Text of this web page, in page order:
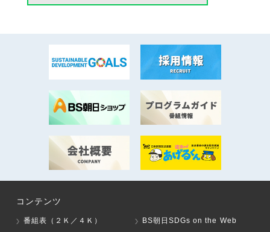
コンテンツ
番組表（２Ｋ／４Ｋ）
BS朝日SDGs on the Web